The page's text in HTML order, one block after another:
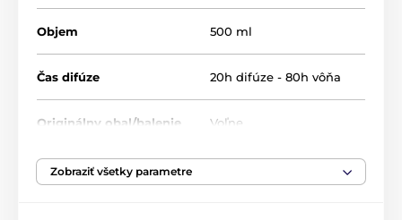
Objem 500 ml
Čas difúze 20h difúze - 80h vôňa
Originálny obal/balenie Voľne
Zobraziť všetky parametre